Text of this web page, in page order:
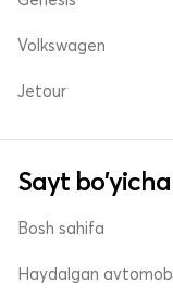
Volkswagen
Jetour
Sayt
Bosh sahifa
Haydalgan